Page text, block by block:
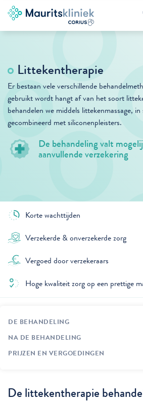
Littekentherapie
Er bestaan vele verschillende
gebruikt wordt hangt af van het soort
behandelen we middels littekenmassage,
gecombineerd met siliconenpleisters.
De behandeling valt
aanvullende verzekering
Korte wachttijden
Verzekerde & onverzekerde zorg
Vergoed door verzekeraars
Hoge kwaliteit zorg op een prettige
DE BEHANDELING
NA DE BEHANDELING
PRIJZEN EN VERGOEDINGEN
De littekentherapie